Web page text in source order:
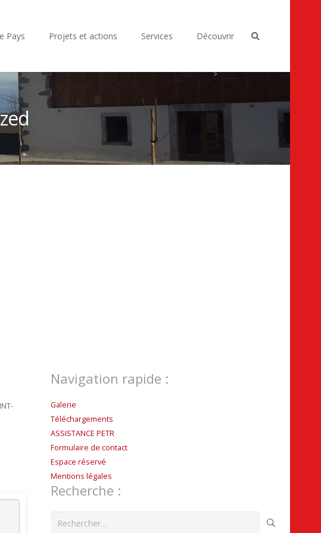
Pays Projets et actions Services Découvrir
Navigation rapide :
Galerie
Téléchargements
ASSISTANCE PETR
Formulaire de contact
Espace réservé
Mentions légales
Recherche :